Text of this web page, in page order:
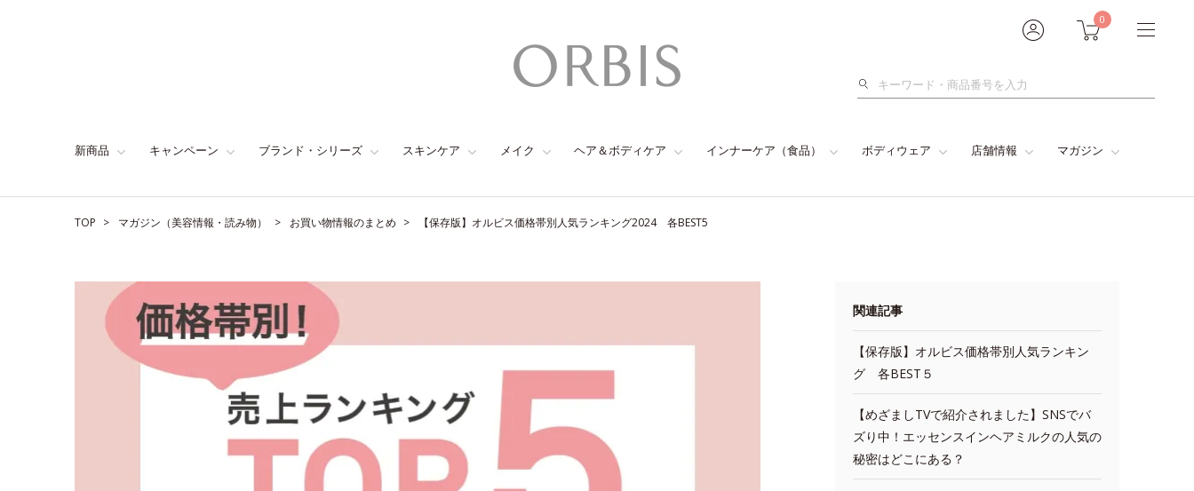
0
検
新商品 キャンペーン ブランド・シリーズ スキンケア メイク ヘア＆ボディケア インナーケア（食品） ボディウェア 店舗情報 マガジン
TOP マガジン（美容情報・読み物） お買い物情報のまとめ 【保存版】オルビス価格帯別人気ランキング2024 各BEST5
関連記事
【保存版】オルビス価格帯別人気ランキン
グ 各BEST５
【めざましTVで紹介されました】SNSでバ
ズり中！エッセンスインヘアミルクの人気の
秘密はどこにある？